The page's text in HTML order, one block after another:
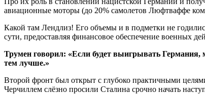
авиационные моторы (до 20% самолетов Люфтваффе
Какой там Лендлиз! Его объемы и в подметки не
сути, предоставляя финансовое обеспечение военных
Трумен говорил: «Если будет выигрывать Германия,
тем лучше.»
Второй фронт был открыт с глубоко практичными
Черчиллем слёзно просили Сталина срочно начать